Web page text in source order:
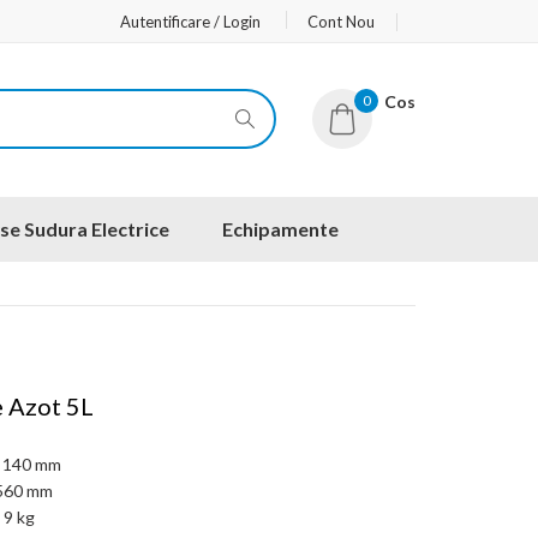
Autentificare / Login Cont Nou
0 Cos
Sudura Electrice Echipamente
Azot 5L
140 mm
mm
9 kg